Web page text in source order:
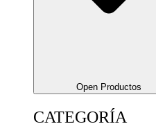
Open Productos
CATEGORÍA